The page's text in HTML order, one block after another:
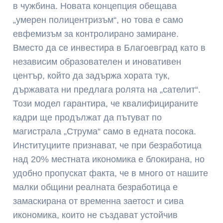
в чужбина. Новата концепция обещава
„умерен полицентризъм“, но това е само
евфемизъм за контролирано замиране.
Вместо да се инвестира в Благоевград като в
независим образователен и иновативен
център, който да задържа хората тук,
държавата ни предлага ролята на „сателит“.
Този модел гарантира, че квалифицираните
кадри ще продължат да пътуват по
магистрала „Струма“ само в едната посока.
Институциите признават, че при безработица
над 20% местната икономика е блокирана, но
удобно пропускат факта, че в много от нашите
малки общини реалната безработица е
замаскирана от временна заетост и сива
икономика, които не създават устойчив